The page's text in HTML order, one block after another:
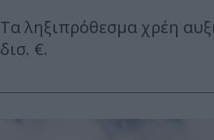
Τα ληξιπρόθεσμα χρέη
δισ. €.